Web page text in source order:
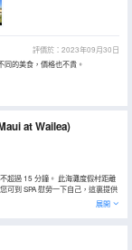
評價於：2023年09月30日
的美食，價格也不貴。
at Wailea)
超過 15 分鐘。 此海灘度假村距離
可到 SPA 慰勞一下自己，這裏提供
施。此度假村的其他特色包括禮賓
度假村設有 3 間餐廳，您可以去
？這家度假村擁有 3623 平方米
展開